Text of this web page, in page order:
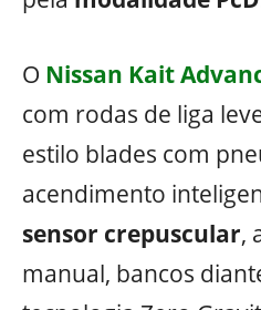
O Nissan Kait
com rodas de liga
estilo blades com
acendimento
sensor crepuscular,
manual, bancos